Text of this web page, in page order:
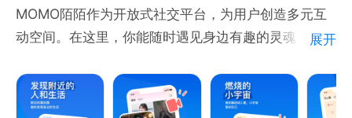
MOMO陌陌作为开放式社交平台，为用户创造多元互
动空间。在这里，你能随时遇见身边有趣的灵魂，通过
一次相遇都是新故事的起点，让城市里的陌生人也能彼
此温暖，共同探索生活的无限可能。
展开